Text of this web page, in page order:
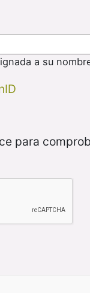
a su
para